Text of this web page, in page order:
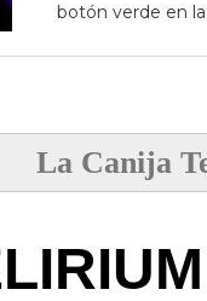
botón verde en
La Canija